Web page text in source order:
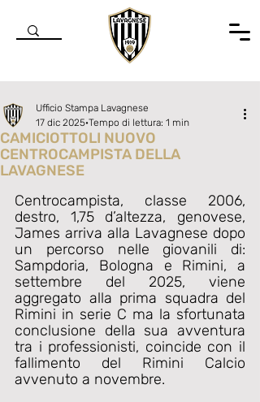
CAMICIOTTOLI NUOVO
CENTROCAMPISTA DELLA
LAVAGNESE
Ufficio Stampa Lavagnese
17 dic 2025 Tempo di lettura: 1 min
Centrocampista, classe 2006,
destro, 1,75 d’altezza, genovese,
James arriva alla Lavagnese dopo
un percorso nelle giovanili di:
Sampdoria, Bologna e Rimini, a
settembre del 2025, viene
aggregato alla prima squadra del
Rimini in serie C ma la sfortunata
conclusione della sua avventura
tra i professionisti, coincide con il
fallimento del Rimini Calcio
avvenuto a novembre.